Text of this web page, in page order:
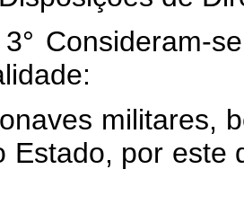
Consideram-
militares,
Estado, por este